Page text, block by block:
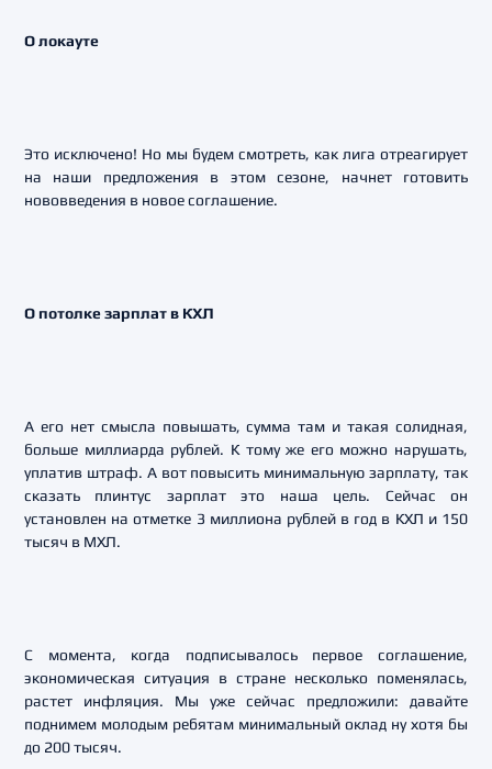
О локауте
Это исключено! Но мы будем смотреть, как лига отреагирует
на наши предложения в этом сезоне, начнет готовить
нововведения в новое соглашение.
О потолке зарплат в КХЛ
А его нет смысла повышать, сумма там и такая солидная,
больше миллиарда рублей. К тому же его можно нарушать,
уплатив штраф. А вот повысить минимальную зарплату, так
сказать плинтус зарплат это наша цель. Сейчас он
установлен на отметке 3 миллиона рублей в год в КХЛ и 150
тысяч в МХЛ.
С момента, когда подписывалось первое соглашение,
экономическая ситуация в стране несколько поменялась,
растет инфляция. Мы уже сейчас предложили: давайте
поднимем молодым ребятам минимальный оклад ну хотя бы
до 200 тысяч.